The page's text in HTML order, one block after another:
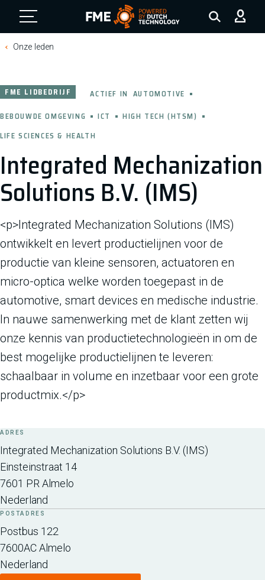
FME Logo, to the homepage
Onze leden
Integrated Mechanization
Solutions B.V. (IMS)
FME LIDBEDRIJF ACTIEF IN AUTOMOTIVE
BEBOUWDE OMGEVING
ICT
HIGH TECH (HTSM)
LIFE SCIENCES & HEALTH
<p>Integrated Mechanization Solutions (IMS)
ontwikkelt en levert productielijnen voor de
productie van kleine sensoren, actuatoren en
micro-optica welke worden toegepast in de
automotive, smart devices en medische industrie.
In nauwe samenwerking met de klant zetten wij
onze kennis van productietechnologieën in om de
best mogelijke productielijnen te leveren:
schaalbaar in volume en inzetbaar voor een grote
productmix.</p>
ADRES
Integrated Mechanization Solutions B.V. (IMS)
Einsteinstraat 14
7601 PR Almelo
Nederland
POSTADRES
Postbus 122
7600ACAlmelo
Nederland